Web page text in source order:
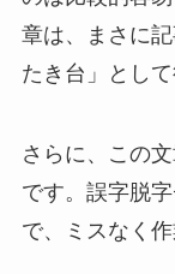
章は、まさに
たき台」として
さらに、この
です。誤字脱
で、ミスなく